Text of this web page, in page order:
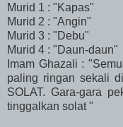
Murid 1 : "Kapas"
Murid 2 : "Angin"
Murid 3 : "Debu"
Murid 4 : "Daun-daun"
Imam Ghazali :
paling ringan sekali
SOLAT. Gara-gara
tinggalkan solat "